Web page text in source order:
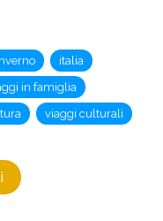
italia
in famiglia
viaggi culturali